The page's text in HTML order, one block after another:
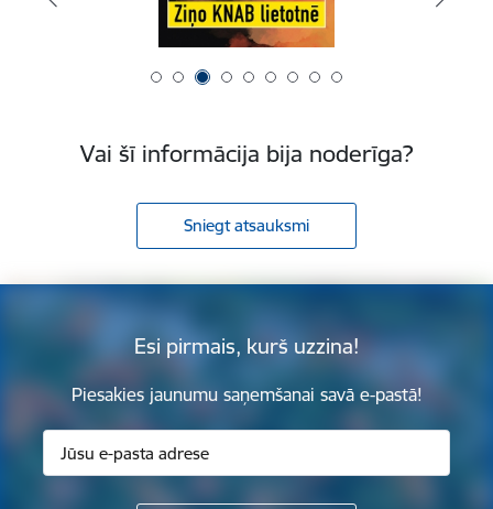
Vai šī informācija bija noderīga?
Sniegt atsauksmi
Esi pirmais, kurš uzzina!
Piesakies jaunumu saņemšanai savā e-pastā!